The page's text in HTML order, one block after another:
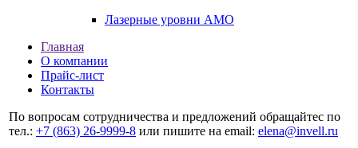
Лазерные уровни AMO
Главная
О компании
Прайс-лист
Контакты
По вопросам сотрудничества и предложений обращайтес по
тел.: +7 (863) 26‐9999‐8 или пишите на email: elena@invell.ru